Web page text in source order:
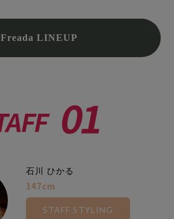
Freada LINEUP
石川 ひかる
147cm
STAFF STYLING